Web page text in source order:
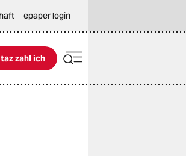
epaper login
ich
taz zahl ich